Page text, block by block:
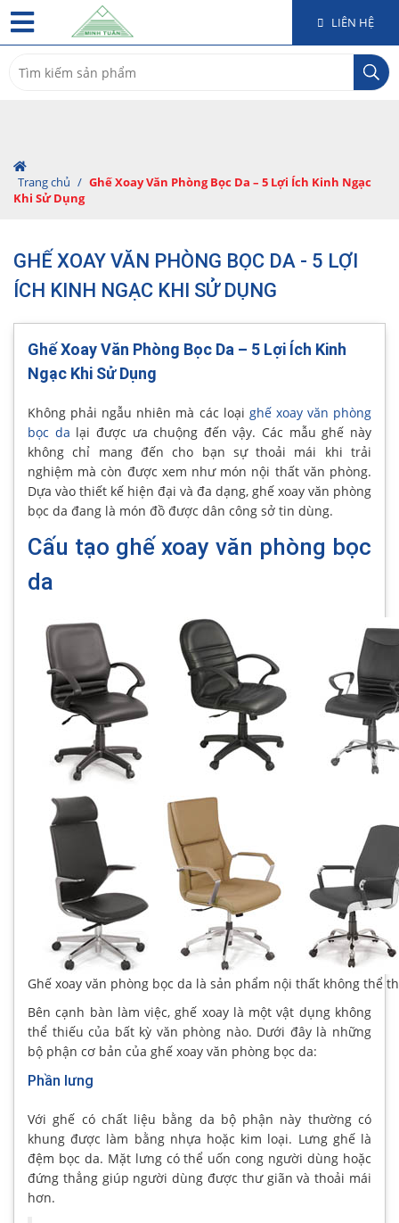
LIÊN HỆ
for:
Trang chủ / Ghế Xoay Văn Phòng Bọc Da – 5 Lợi Ích Kinh Ngạc
Khi Sử Dụng
GHẾ XOAY VĂN PHÒNG BỌC DA - 5 LỢI
ÍCH KINH NGẠC KHI SỬ DỤNG
Ghế Xoay Văn Phòng Bọc Da – 5 Lợi Ích Kinh
Ngạc Khi Sử Dụng
Không phải ngẫu nhiên mà các loại ghế xoay văn phòng
bọc da lại được ưa chuộng đến vậy. Các mẫu ghế này
không chỉ mang đến cho bạn sự thoải mái khi trải
nghiệm mà còn được xem như món nội thất văn phòng.
Dựa vào thiết kế hiện đại và đa dạng, ghế xoay văn phòng
bọc da đang là món đồ được dân công sở tin dùng.
Cấu tạo ghế xoay văn phòng bọc
da
Ghế xoay văn phòng bọc da là sản phẩm nội thất không thể
Bên cạnh bàn làm việc, ghế xoay là một vật dụng không
thể thiếu của bất kỳ văn phòng nào. Dưới đây là những
bộ phận cơ bản của ghế xoay văn phòng bọc da:
Phần lưng
Với ghế có chất liệu bằng da bộ phận này thường có
khung được làm bằng nhựa hoặc kim loại. Lưng ghế là
đệm bọc da. Mặt lưng có thể uốn cong người dùng hoặc
đứng thẳng giúp người dùng được thư giãn và thoải mái
hơn.